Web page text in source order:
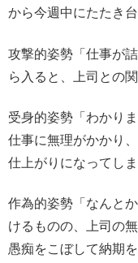
から今週中にたたき
攻撃的姿勢「仕事が
ら入ると、上司との
受身的姿勢「わかり
仕事に無理がかかり
仕上がりになってしま
作為的姿勢「なんと
けるものの、上司の
愚痴をこぼして納期